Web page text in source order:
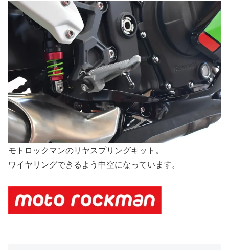
モトロックマンのリヤスプリングキット。
ワイヤリングできるよう中空になっています。